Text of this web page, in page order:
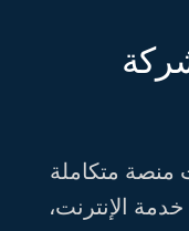
منصة متكاملة
الإنترنت،